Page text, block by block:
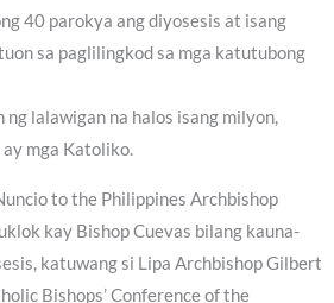
40 parokya ang diyosesis at isang
sa paglilingkod sa mga katutubong
ng lalawigan na halos isang milyon,
mga Katoliko.
to the Philippines Archbishop
kay Bishop Cuevas bilang kauna-
katuwang si Lipa Archbishop Gilbert
Bishops’ Conference of the